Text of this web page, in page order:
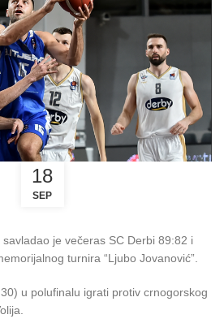
18
SEP
je večeras SC Derbi 89:82 i
turnira “Ljubo Jovanović”.
u polufinalu igrati protiv crnogorskog